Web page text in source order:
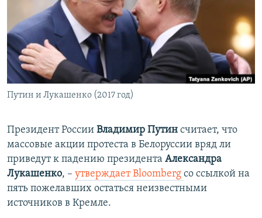
ПРОПАВШИЕ БЕЗ ВЕСТИ
ПОБЕДИТЕЛЕЙ НЕ СУДЯТ?
КРЫМ.НЕПОКОРЕННЫЙ
ELIFBE
УКРАИНСКАЯ ПРОБЛЕМА КРЫМА
Qırımtatar
ПРИСОЕДИНЯЙТЕСЬ!
Путин и Лукашенко (2017 год)
Президент России Владимир Путин считает, что
массовые акции протеста в Белоруссии вряд ли
приведут к падению президента Александра
Лукашенко, – утверждает Bloomberg со ссылкой на
пять пожелавших остаться неизвестными
источников в Кремле.